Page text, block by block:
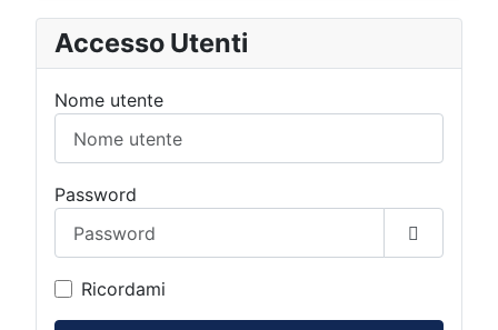
Accesso Utenti
Nome utente
Password
Mostra
Ricordami